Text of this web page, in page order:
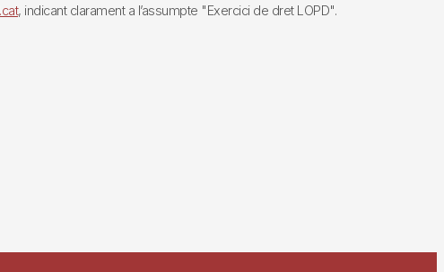
, indicant clarament a l’assumpte "Exercici de dret LOPD".